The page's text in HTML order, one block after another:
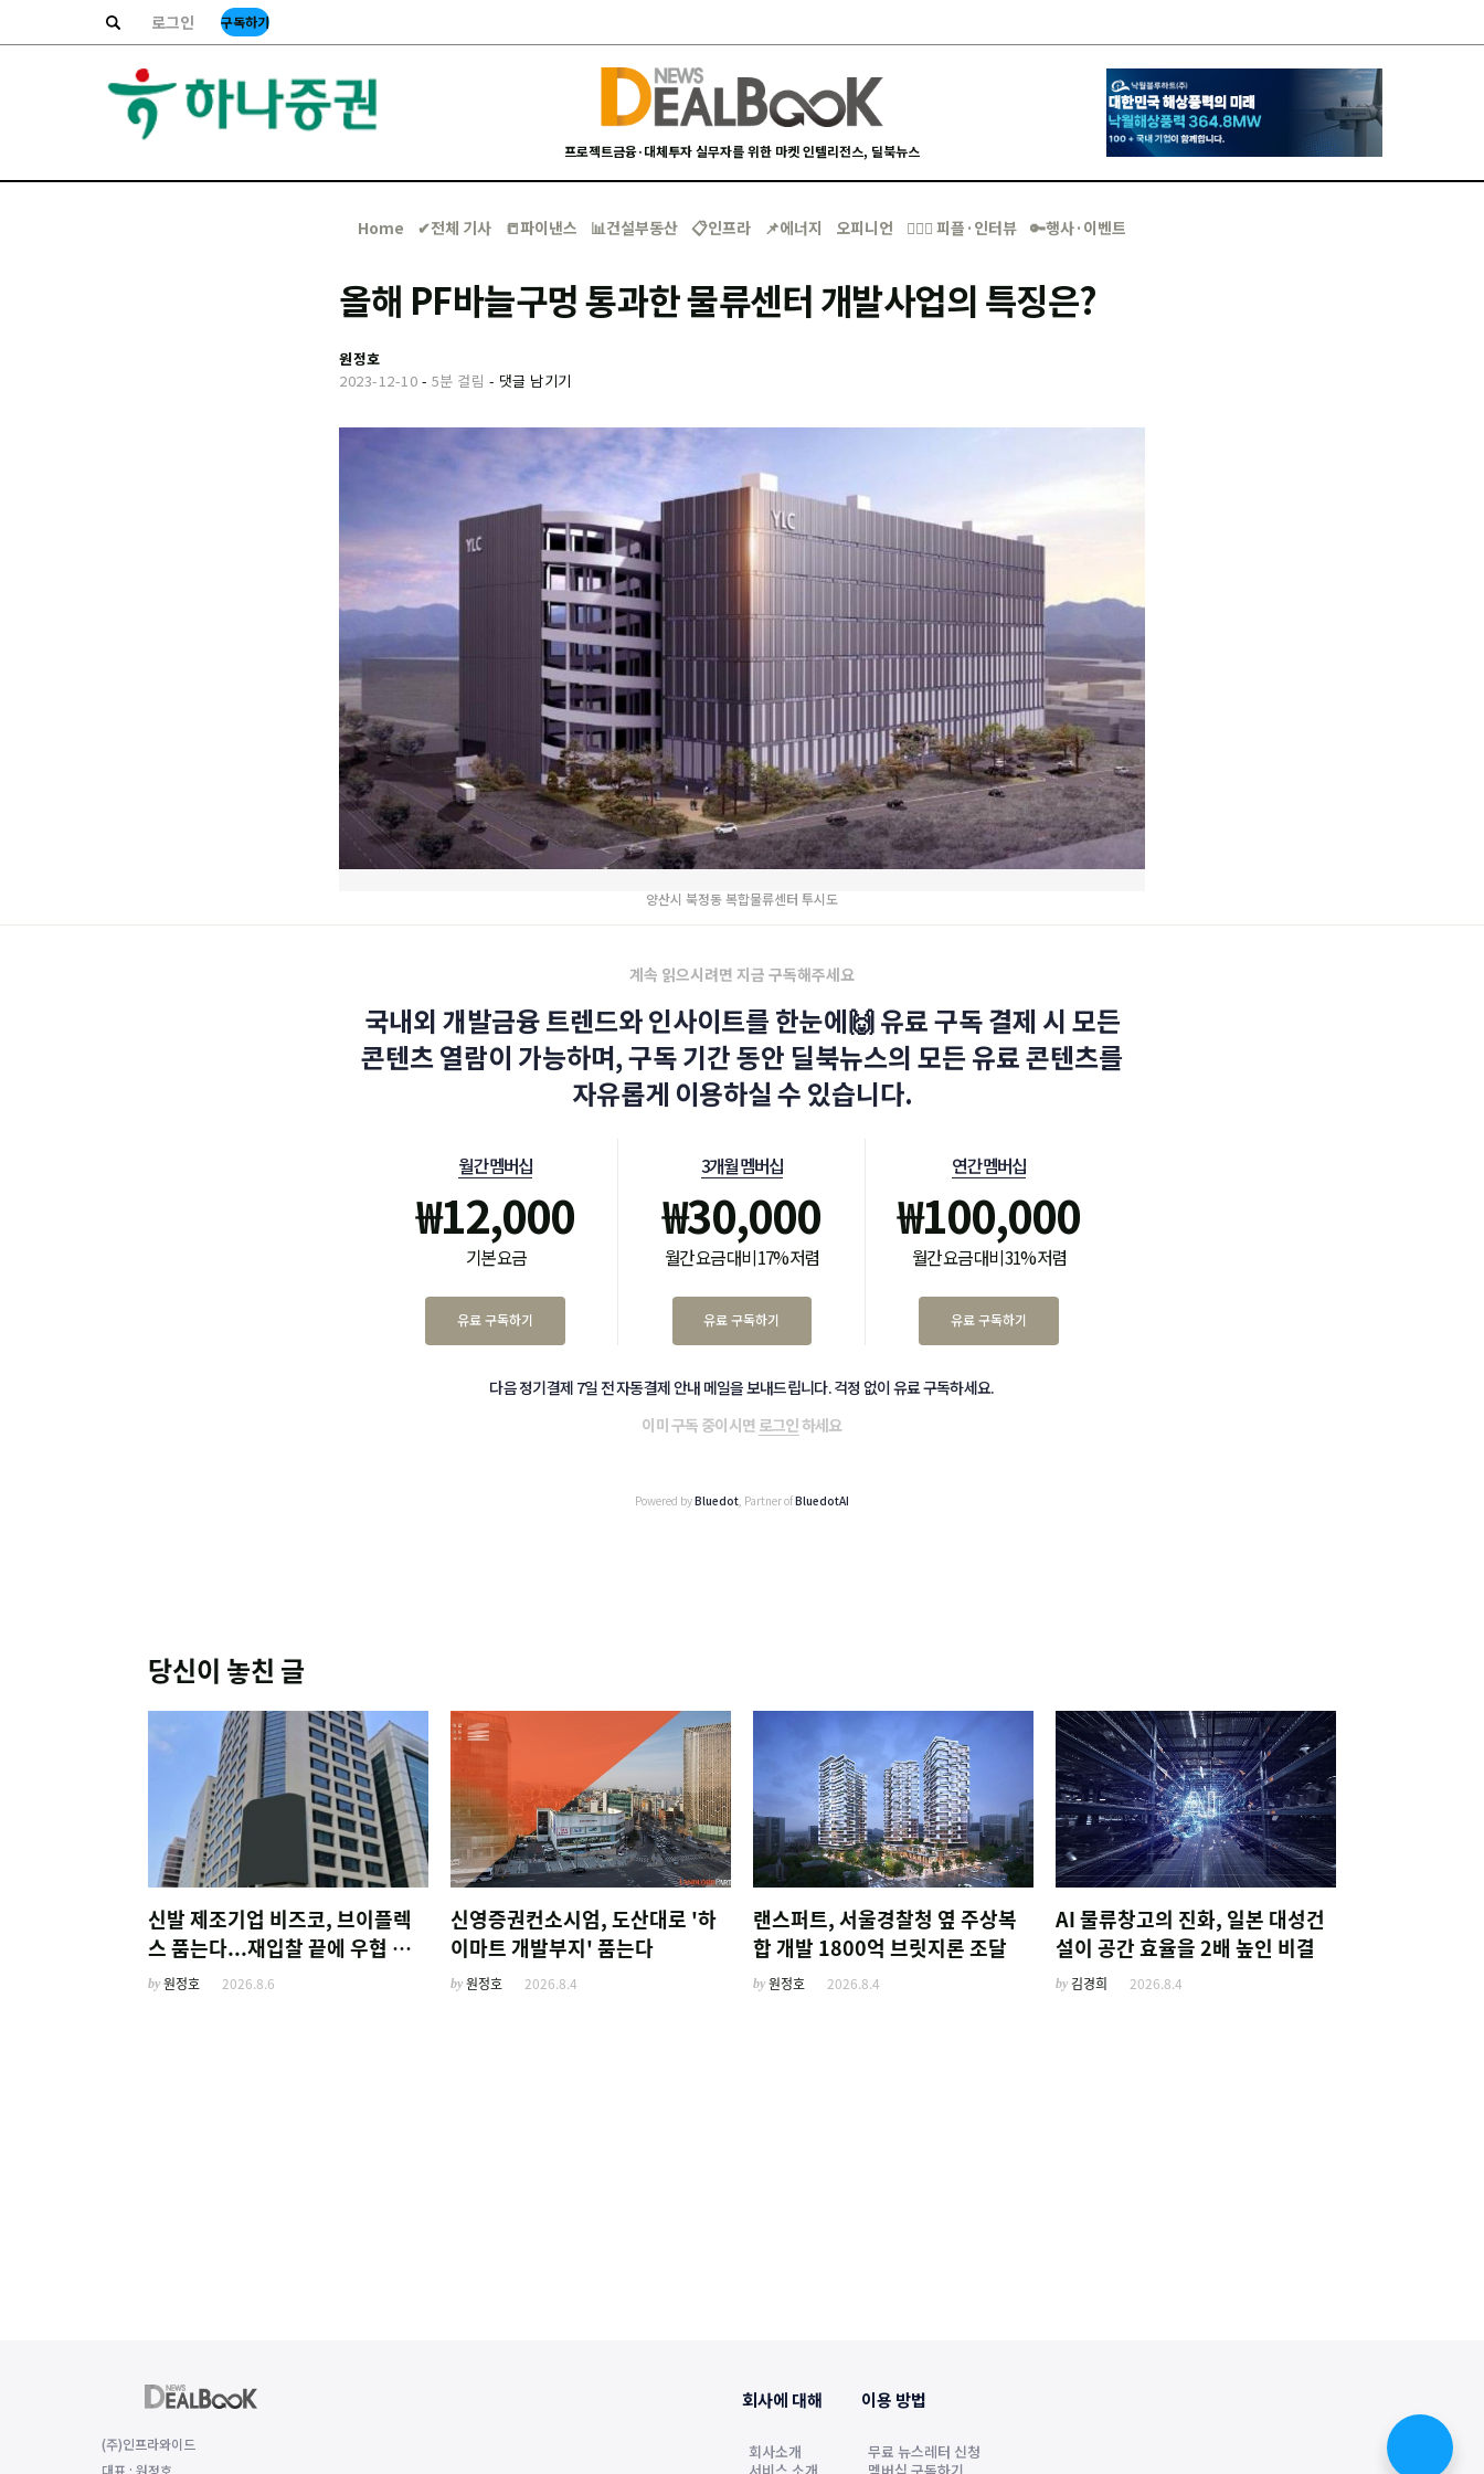
로그인 구독하기
프로젝트금융·대체투자 실무자를 위한 마켓 인텔리전스, 딜북뉴스
Home ✔︎전체 기사 📒파이낸스 📊건설부동산 📋인프라 📌에너지 오피니언 🙋🏻‍♂️ 피플·인터뷰 🔑행사·이벤트
올해 PF바늘구멍 통과한 물류센터 개발사업의 특징은?
원정호
2023-12-10 - 5분 걸림 - 댓글 남기기
양산시 북정동 복합물류센터 투시도
계속 읽으시려면 지금 구독해주세요
국내외 개발금융 트렌드와 인사이트를 한눈에🙌 유료 구독 결제 시 모든
콘텐츠 열람이 가능하며, 구독 기간 동안 딜북뉴스의 모든 유료 콘텐츠를
자유롭게 이용하실 수 있습니다.
월간 멤버십
₩12,000
기본 요금
유료 구독하기
3개월 멤버십
₩30,000
월간 요금 대비 17% 저렴
유료 구독하기
연간 멤버십
₩100,000
월간 요금 대비 31% 저렴
유료 구독하기
다음 정기결제 7일 전 자동결제 안내 메일을 보내드립니다. 걱정 없이 유료 구독하세요.
이미 구독 중이시면 로그인하세요
Powered byBluedot, Partner ofBluedotAI
당신이 놓친 글
신발 제조기업 비즈코, 브이플렉
스 품는다...재입찰 끝에 우협 선
정
by원정호 2026.8.6
신영증권컨소시엄, 도산대로 '하
이마트 개발부지' 품는다
by원정호 2026.8.4
랜스퍼트, 서울경찰청 옆 주상복
합 개발 1800억 브릿지론 조달
by원정호 2026.8.4
AI 물류창고의 진화, 일본 대성건
설이 공간 효율을 2배 높인 비결
by 김경희 2026.8.4
(주)인프라와이드
대표 : 원정호
회사에 대해
회사소개
이용 방법
무료 뉴스레터 신청